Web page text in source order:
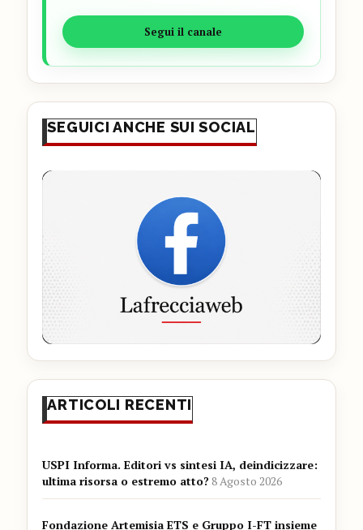
Segui il canale
SEGUICI ANCHE SUI SOCIAL
ARTICOLI RECENTI
USPI Informa. Editori vs sintesi IA, deindicizzare:
ultima risorsa o estremo atto?8 Agosto 2026
Fondazione Artemisia ETS e Gruppo I-FT insieme